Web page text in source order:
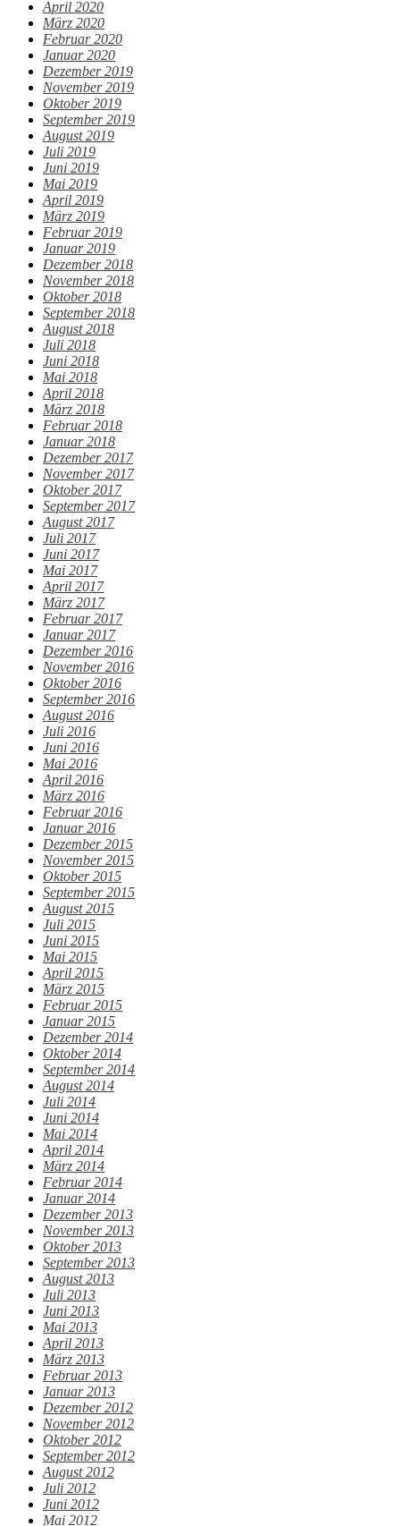
April 2020
März 2020
Februar 2020
Januar 2020
Dezember 2019
November 2019
Oktober 2019
September 2019
August 2019
Juli 2019
Juni 2019
Mai 2019
April 2019
März 2019
Februar 2019
Januar 2019
Dezember 2018
November 2018
Oktober 2018
September 2018
August 2018
Juli 2018
Juni 2018
Mai 2018
April 2018
März 2018
Februar 2018
Januar 2018
Dezember 2017
November 2017
Oktober 2017
September 2017
August 2017
Juli 2017
Juni 2017
Mai 2017
April 2017
März 2017
Februar 2017
Januar 2017
Dezember 2016
November 2016
Oktober 2016
September 2016
August 2016
Juli 2016
Juni 2016
Mai 2016
April 2016
März 2016
Februar 2016
Januar 2016
Dezember 2015
November 2015
Oktober 2015
September 2015
August 2015
Juli 2015
Juni 2015
Mai 2015
April 2015
März 2015
Februar 2015
Januar 2015
Dezember 2014
Oktober 2014
September 2014
August 2014
Juli 2014
Juni 2014
Mai 2014
April 2014
März 2014
Februar 2014
Januar 2014
Dezember 2013
November 2013
Oktober 2013
September 2013
August 2013
Juli 2013
Juni 2013
Mai 2013
April 2013
März 2013
Februar 2013
Januar 2013
Dezember 2012
November 2012
Oktober 2012
September 2012
August 2012
Juli 2012
Juni 2012
Mai 2012